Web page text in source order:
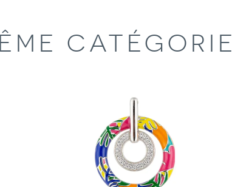
CATÉGORIE